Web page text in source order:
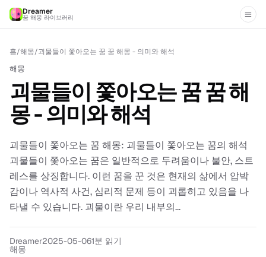
Dreamer
꿈 해몽 라이브러리
홈/해몽/괴물들이 쫓아오는 꿈 꿈 해몽 - 의미와 해석
해몽
괴물들이 쫓아오는 꿈 꿈 해
몽 - 의미와 해석
괴물들이 쫓아오는 꿈 해몽: 괴물들이 쫓아오는 꿈의 해석
괴물들이 쫓아오는 꿈은 일반적으로 두려움이나 불안, 스트
레스를 상징합니다. 이런 꿈을 꾼 것은 현재의 삶에서 압박
감이나 역사적 사건, 심리적 문제 등이 괴롭히고 있음을 나
타낼 수 있습니다. 괴물이란 우리 내부의...
Dreamer2025-05-061분 읽기
해몽